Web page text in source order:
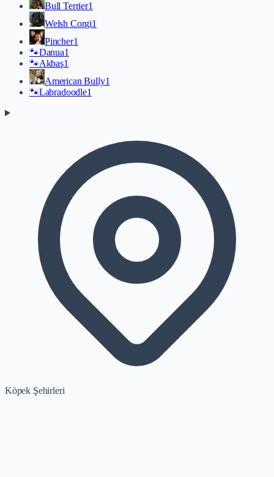
Bull Terrier1
Welsh Corgi1
Pincher1
🐾Danua1
🐾Akbaş1
American Bully1
🐾Labradoodle1
Köpek Şehirleri